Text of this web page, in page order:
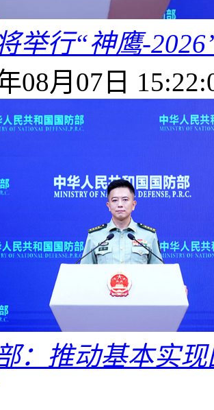
举行“神鹰-
08月07日
：推动基本实